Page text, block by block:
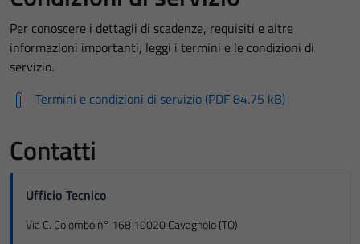
Per conoscere i dettagli di scadenze, requisiti e altre
informazioni importanti, leggi i termini e le condizioni di
servizio.
Termini e condizioni di servizio (PDF 84.75 kB)
Contatti
Ufficio Tecnico
Via C. Colombo n° 168 10020 Cavagnolo (TO)